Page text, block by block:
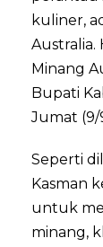
kuliner,
Australia.
Minang
Bupati
Jumat (9/
Seperti
Kasman
untuk
minang,